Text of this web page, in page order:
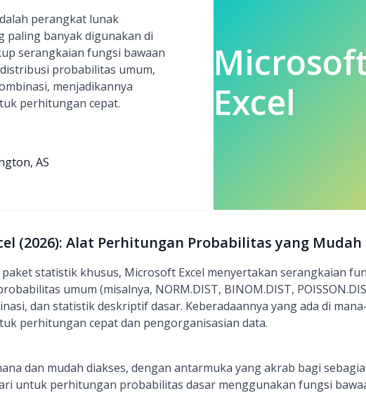
perangkat lunak
paling banyak digunakan di
serangkaian fungsi bawaan
probabilitas umum,
menjadikannya
perhitungan cepat.
AS
Excel
(2026): Alat Perhitungan Probabilitas yang Mudah
statistik khusus, Microsoft Excel menyertakan serangkaian
umum (misalnya, NORM.DIST, BINOM.DIST,
dan statistik deskriptif dasar. Keberadaannya yang ada di
perhitungan cepat dan pengorganisasian data.
dan mudah diakses, dengan antarmuka yang akrab bagi
untuk perhitungan probabilitas dasar menggunakan fungsi